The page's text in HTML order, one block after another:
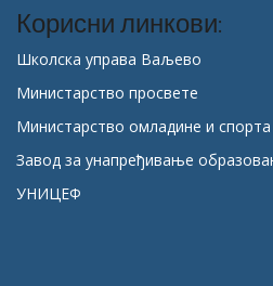
Корисни линкови:
Школска управа Ваљево
Министарство просвете
Министарство омладине и спорта
Завод за унапређивање
УНИЦЕФ